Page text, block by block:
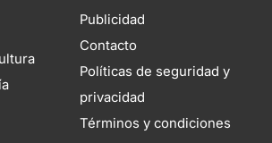
Publicidad
Contacto
Políticas de seguridad y
privacidad
Términos y condiciones